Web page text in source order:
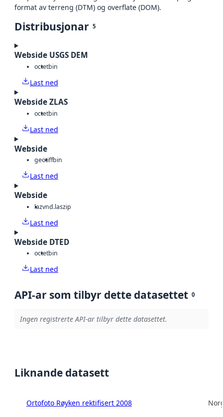
format av terreng (DTM) og overflate (DOM).
Distribusjonar 5
Webside USGS DEM
octetbin
Last ned
Webside ZLAS
octetbin
Last ned
Webside
geotiffbin
Last ned
Webside
lazvnd.laszip
Last ned
Webside DTED
octetbin
Last ned
API-ar som tilbyr dette datasettet 0
Ingen registrerte API-ar tilbyr dette datasettet.
Liknande datasett
Ortofoto Røyken rektifisert 2008